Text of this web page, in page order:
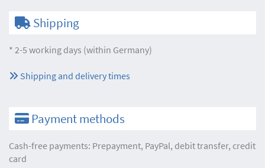
Shipping
* 2-5 working days (within Germany)
Shipping and delivery times
Payment methods
Cash-free payments: Prepayment, PayPal, debit transfer, credit
card